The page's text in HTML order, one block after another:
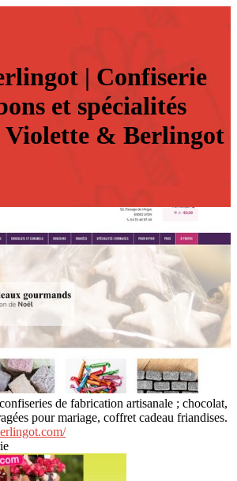
| Confiserie
et spécialités
Violette & Berlingot
de fabrication artisanale ; chocolat,
pour mariage, coffret cadeau friandises.